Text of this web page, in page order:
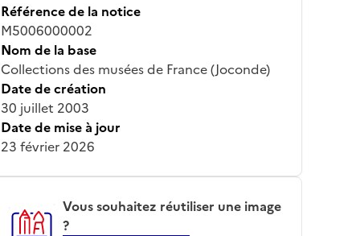
Référence de la notice
M5006000002
Nom de la base
Collections des musées de France (Joconde)
Date de création
30 juillet 2003
Date de mise à jour
23 février 2026
Vous souhaitez réutiliser une image
?